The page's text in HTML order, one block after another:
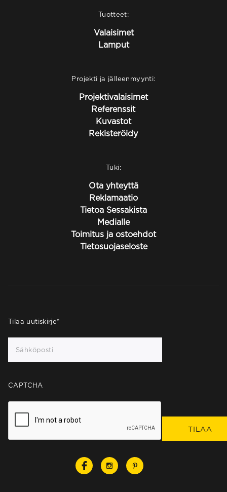
Tuotteet:
Valaisimet
Lamput
Projekti ja jälleenmyynti:
Projektivalaisimet
Referenssit
Kuvastot
Rekisteröidy
Tuki:
Ota yhteyttä
Reklamaatio
Tietoa Sessakista
Medialle
Toimitus ja ostoehdot
Tietosuojaseloste
Tilaa uutiskirje*
CAPTCHA